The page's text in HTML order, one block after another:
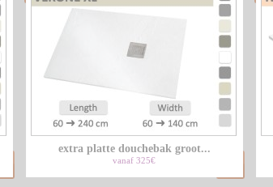
extra platte douchebak groot...
vanaf 325€